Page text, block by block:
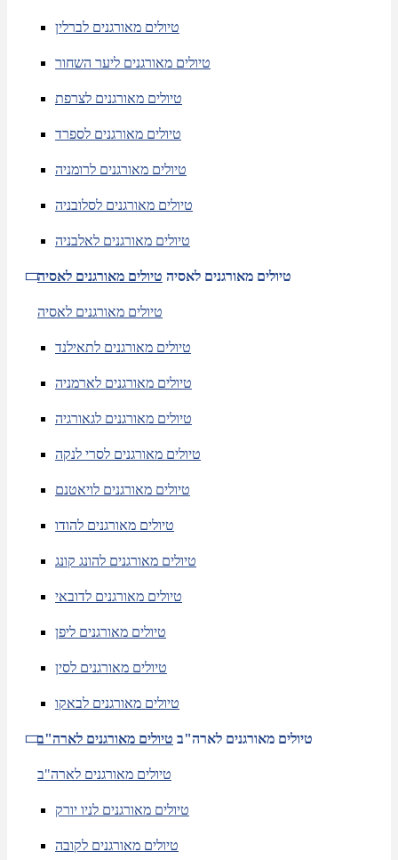
טיולים מאורגנים לברלין
טיולים מאורגנים ליער השחור
טיולים מאורגנים לצרפת
טיולים מאורגנים לספרד
טיולים מאורגנים לרומניה
טיולים מאורגנים לסלובניה
טיולים מאורגנים לאלבניה
טיולים מאורגנים לאסיה טיולים מאורגנים לאסיה
טיולים מאורגנים לאסיה
טיולים מאורגנים לתאילנד
טיולים מאורגנים לארמניה
טיולים מאורגנים לגאורגיה
טיולים מאורגנים לסרי לנקה
טיולים מאורגנים לויאטנם
טיולים מאורגנים להודו
טיולים מאורגנים להונג קונג
טיולים מאורגנים לדובאי
טיולים מאורגנים ליפן
טיולים מאורגנים לסין
טיולים מאורגנים לבאקו
טיולים מאורגנים לארה"ב טיולים מאורגנים לארה"ב
טיולים מאורגנים לארה"ב
טיולים מאורגנים לניו יורק
טיולים מאורגנים לקובה